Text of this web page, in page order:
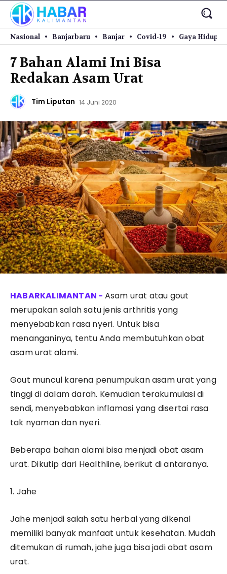
Nasional Banjarbaru Banjar Covid-19 Gaya Hidup
7 Bahan Alami Ini Bisa
Redakan Asam Urat
Tim Liputan 14 Juni 2020
Asam urat atau gout
merupakan salah satu jenis arthritis yang
menyebabkan rasa nyeri. Untuk bisa
menanganinya, tentu Anda membutuhkan obat
asam urat alami.
Gout muncul karena penumpukan asam urat yang
tinggi di dalam darah. Kemudian terakumulasi di
sendi, menyebabkan inflamasi yang disertai rasa
tak nyaman dan nyeri.
Beberapa bahan alami bisa menjadi obat asam
urat. Dikutip dari Healthline, berikut di antaranya.
1. Jahe
Jahe menjadi salah satu herbal yang dikenal
memiliki banyak manfaat untuk kesehatan. Mudah
ditemukan di rumah, jahe juga bisa jadi obat asam
urat.